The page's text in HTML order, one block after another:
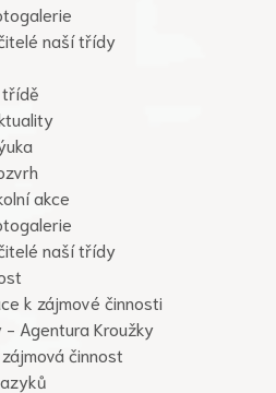
naší třídy
třídě
akce
naší třídy
k zájmové činnosti
- Agentura Kroužky
činnost